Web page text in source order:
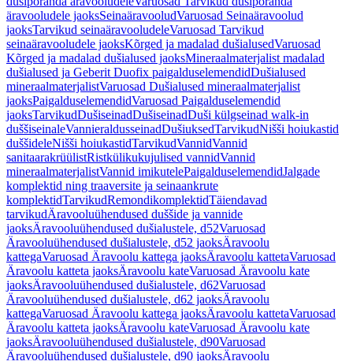
äravooludele jaoksSeinaäravooludVaruosad Seinaäravoolud
jaoksTarvikud seinaäravooludeleVaruosad Tarvikud
seinaäravooludele jaoksKõrged ja madalad dušialusedVaruosad
Kõrged ja madalad dušialused jaoksMineraalmaterjalist madalad
dušialused ja Geberit Duofix paigalduselemendidDušialused
mineraalmaterjalistVaruosad Dušialused mineraalmaterjalist
jaoksPaigalduselemendidVaruosad Paigalduselemendid
jaoksTarvikudDušiseinadDušiseinadDuši külgseinad walk-in
duššiseinaleVannieraldusseinadDušiuksedTarvikudNišši hoiukastid
duššideleNišši hoiukastidTarvikudVannidVannid
sanitaarakrüülistRistkülikukujulised vannidVannid
mineraalmaterjalistVannid imikutelePaigalduselemendidJalgade
komplektid ning traaversite ja seinaankrute
komplektidTarvikudRemondikomplektidTäiendavad
tarvikudÄravooluühendused duššide ja vannide
jaoksÄravooluühendused dušialustele, d52Varuosad
Äravooluühendused dušialustele, d52 jaoksÄravoolu
kattegaVaruosad Äravoolu kattega jaoksÄravoolu kattetaVaruosad
Äravoolu katteta jaoksÄravoolu kateVaruosad Äravoolu kate
jaoksÄravooluühendused dušialustele, d62Varuosad
Äravooluühendused dušialustele, d62 jaoksÄravoolu
kattegaVaruosad Äravoolu kattega jaoksÄravoolu kattetaVaruosad
Äravoolu katteta jaoksÄravoolu kateVaruosad Äravoolu kate
jaoksÄravooluühendused dušialustele, d90Varuosad
Äravooluühendused dušialustele, d90 jaoksÄravoolu